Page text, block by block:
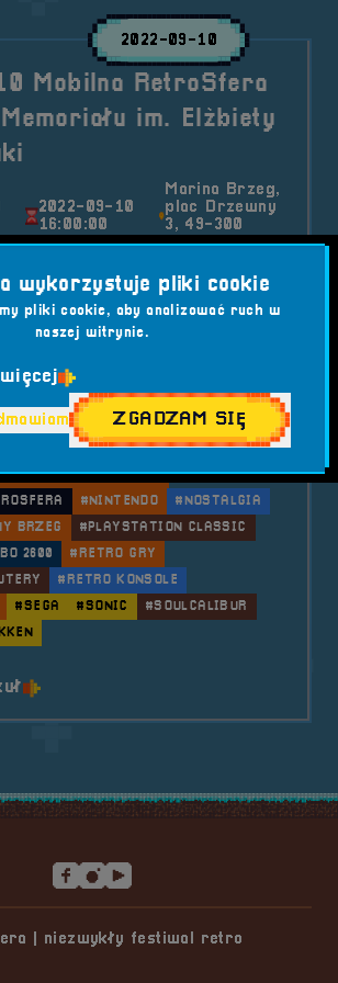
2022-09-10
Mobilna RetroSfera
im. Elżbiety
2022-09-10
16:00:00
Marina Brzeg,
plac Drzewny
3, 49-300
Brzeg
mieliśmy przyjemność
Memoriale im. Elżbiety
#ATRAKCJE DLA DZIECI
#CRASH
#FESTIWAL RETRO
ELŻBIETY MARCHEWKI
#NINTENDO
#NOSTALGIA
BRZEG
#PLAYSTATION CLASSIC
2600
#RETRO GRY
#RETRO KONSOLE
#SEGA #SONIC
#SOULCALIBUR
o tytule 2022.09.10 Mobilna
| niezwykły festiwal retro
wykorzystuje pliki cookie
pliki cookie, aby analizować ruch w
naszej witrynie.
ZGADZAM SIĘ